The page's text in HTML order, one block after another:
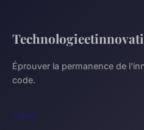
Éprouver la permanence de
code.
LIENS